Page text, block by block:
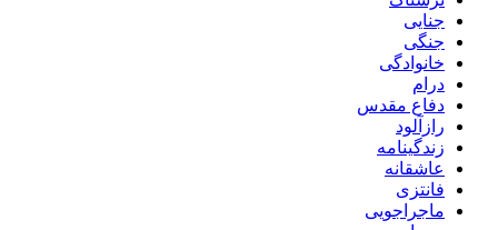
جنایی
جنگی
خانوادگی
درام
دفاع مقدس
رازآلود
زندگینامه
عاشقانه
فانتزی
ماجراجویی